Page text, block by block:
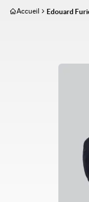
AllerAccueil Edouard